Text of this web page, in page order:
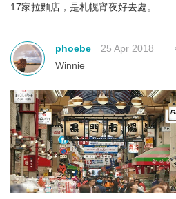
17家拉麵店，是札幌宵夜好去處。
phoebe 25 Apr 2018
Winnie